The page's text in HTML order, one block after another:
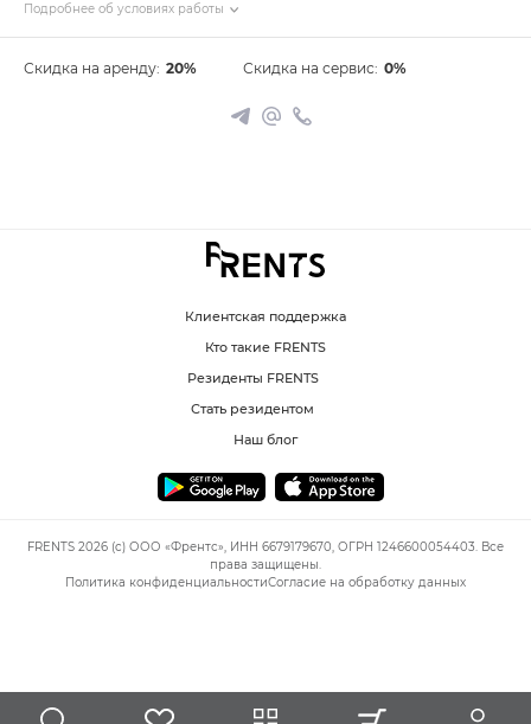
Подробнее об условиях работы
Скидка на аренду: 20% Скидка на сервис: 0%
Клиентская поддержка
Кто такие FRENTS
Резиденты FRENTS
Стать резидентом
Наш блог
FRENTS 2026 (c) ООО «Френтс», ИНН 6679179670, ОГРН 1246600054403. Все
права защищены.
Политика конфиденциальностиСогласие на обработку данных